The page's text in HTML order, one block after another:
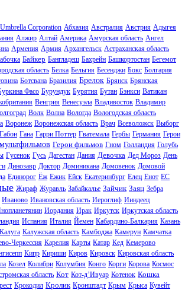
Umbrella Corporation Абхазия Австралия Австрия Адыгея
Алжир Алтай Америка Амурская область Ангел
Армения Армия Архангельск Астраханская область
Байкер Бангладеш Бахрейн Башкортостан Бегемот
область Белка Бельгия Бесенджи Бокс Болгария
Ботсвана Бразилия Брелок Брянск Брянская
Фасо Бурундук Бурятия Бутан Бэнкси Ватикан
Венгрия Венесуэла Владивосток Владимир
Волк Волна Вологда Вологодская область
Воронеж Воронежская область Врач Всеволожск Выборг
Габон Гана Гарри Поттер Гватемала Гербы Германия Герои
Герои фильмов Гном Голландия Голубь
Гусенок Гусь Дагестан Дания Девочка Дед Мороз День
Динозавр Доктор Доминикана Домовенок Домовой
Единорог Ёж Ежик Ейск Екатеринбург Елец Енот ЕС
Жираф Журавль Забайкалье Зайчик Заяц Зебра
Иваново Ивановская область Иероглиф Ииндеец
Иордания Ирак Иркутск Иркутская область
Испания Италия Йемен Кабардино-Балкария Казань
Калуга Калужская область Камбоджа Камерун Камчатка
Черкессия Карелия Карты Катар Кед Кемерово
Кипр Кириши Киров Кировск Кировская область
Козел Колибри Колумбия Конго Корги Корова Космос
область Кот Кот-д’Ивуар Котенок Кошка
Крокодил Кролик Кронштадт Крым Крыса Кувейт